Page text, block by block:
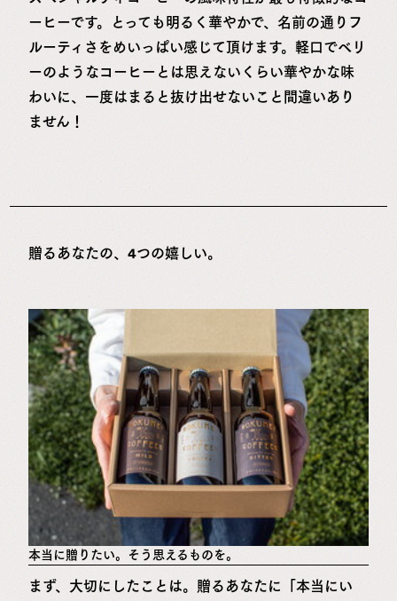
ーヒーです。とっても明るく華やかで、名前の通りフ
ルーティさをめいっぱい感じて頂けます。軽口でベリ
ーのようなコーヒーとは思えないくらい華やかな味
わいに、一度はまると抜け出せないこと間違いあり
ません！
贈るあなたの、4つの嬉しい。
本当に贈りたい。そう思えるものを。
まず、大切にしたことは。贈るあなたに「本当にい